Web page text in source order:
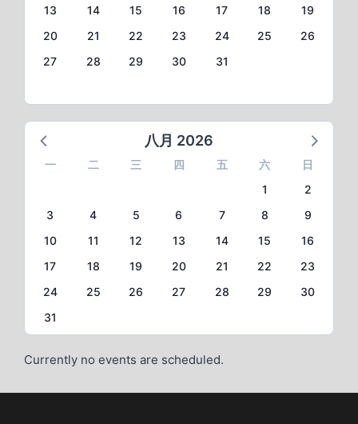
13
14 15 16 17 18
19
20
21 22 23 24 25
26
27
28 29 30 31
八月 2026
一 二 三 四 五 六
日
1
2
3
4 5 6 7 8
9
10
11 12 13 14 15
16
17
18 19 20 21 22
23
24
25 26 27 28 29
30
31
Currently no events are scheduled.